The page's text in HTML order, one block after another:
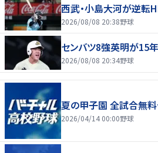
西武・小島大河が逆転
2026/08/08 20:38野球
センバツ8強英明が15
2026/08/08 20:34野球
夏の甲子園 全試合無料
2026/04/14 00:00野球